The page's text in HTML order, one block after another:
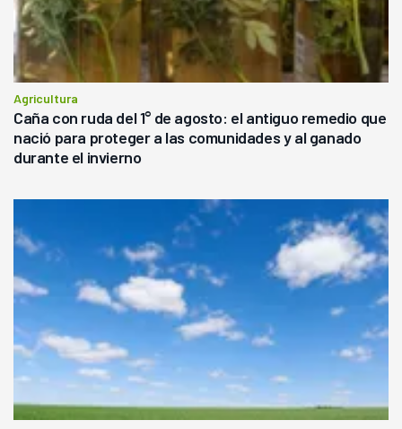
Agricultura
Caña con ruda del 1° de agosto: el antiguo remedio que
nació para proteger a las comunidades y al ganado
durante el invierno